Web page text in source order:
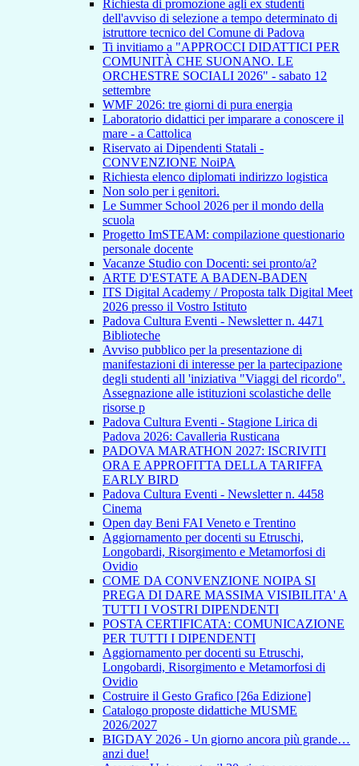
Richiesta di promozione agli ex studenti
dell'avviso di selezione a tempo determinato di
istruttore tecnico del Comune di Padova
Ti invitiamo a "APPROCCI DIDATTICI PER
COMUNITÀ CHE SUONANO. LE
ORCHESTRE SOCIALI 2026" - sabato 12
settembre
WMF 2026: tre giorni di pura energia
Laboratorio didattici per imparare a conoscere il
mare - a Cattolica
Riservato ai Dipendenti Statali -
CONVENZIONE NoiPA
Richiesta elenco diplomati indirizzo logistica
Non solo per i genitori.
Le Summer School 2026 per il mondo della
scuola
Progetto ImSTEAM: compilazione questionario
personale docente
Vacanze Studio con Docenti: sei pronto/a?
ARTE D'ESTATE A BADEN-BADEN
ITS Digital Academy / Proposta talk Digital Meet
2026 presso il Vostro Istituto
Padova Cultura Eventi - Newsletter n. 4471
Biblioteche
Avviso pubblico per la presentazione di
manifestazioni di interesse per la partecipazione
degli studenti all 'iniziativa "Viaggi del ricordo".
Assegnazione alle istituzioni scolastiche delle
risorse p
Padova Cultura Eventi - Stagione Lirica di
Padova 2026: Cavalleria Rusticana
PADOVA MARATHON 2027: ISCRIVITI
ORA E APPROFITTA DELLA TARIFFA
EARLY BIRD
Padova Cultura Eventi - Newsletter n. 4458
Cinema
Open day Beni FAI Veneto e Trentino
Aggiornamento per docenti su Etruschi,
Longobardi, Risorgimento e Metamorfosi di
Ovidio
COME DA CONVENZIONE NOIPA SI
PREGA DI DARE MASSIMA VISIBILITA' A
TUTTI I VOSTRI DIPENDENTI
POSTA CERTIFICATA: COMUNICAZIONE
PER TUTTI I DIPENDENTI
Aggiornamento per docenti su Etruschi,
Longobardi, Risorgimento e Metamorfosi di
Ovidio
Costruire il Gesto Grafico [26a Edizione]
Catalogo proposte didattiche MUSME
2026/2027
BIGDAY 2026 - Un giorno ancora più grande…
anzi due!